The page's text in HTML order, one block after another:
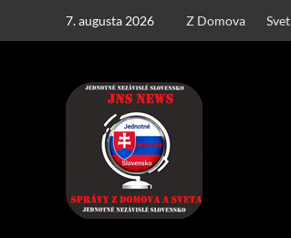
7. augusta 2026 Z Domova Svet